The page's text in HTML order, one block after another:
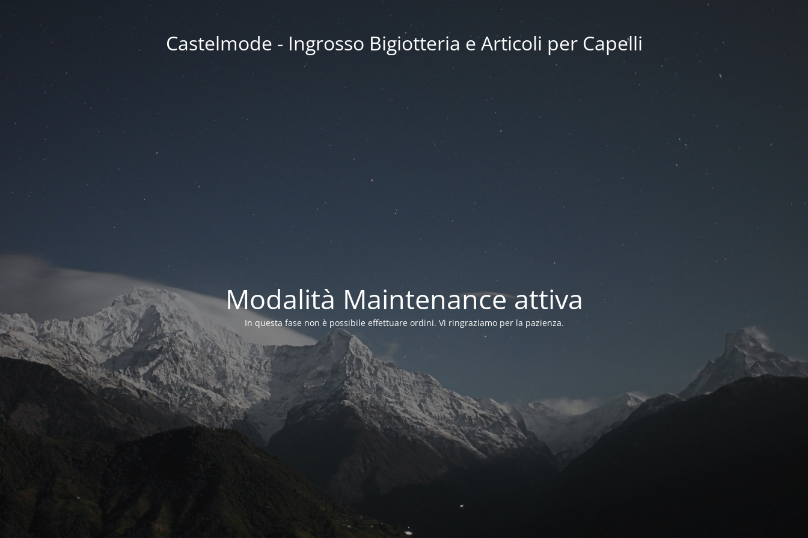
Castelmode - Ingrosso Bigiotteria e Articoli per Capelli
Modalità Maintenance attiva
In questa fase non è possibile effettuare ordini. Vi ringraziamo per la pazienza.